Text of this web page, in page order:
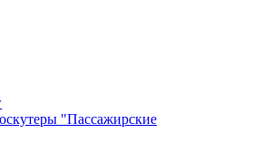
"Пассажирские